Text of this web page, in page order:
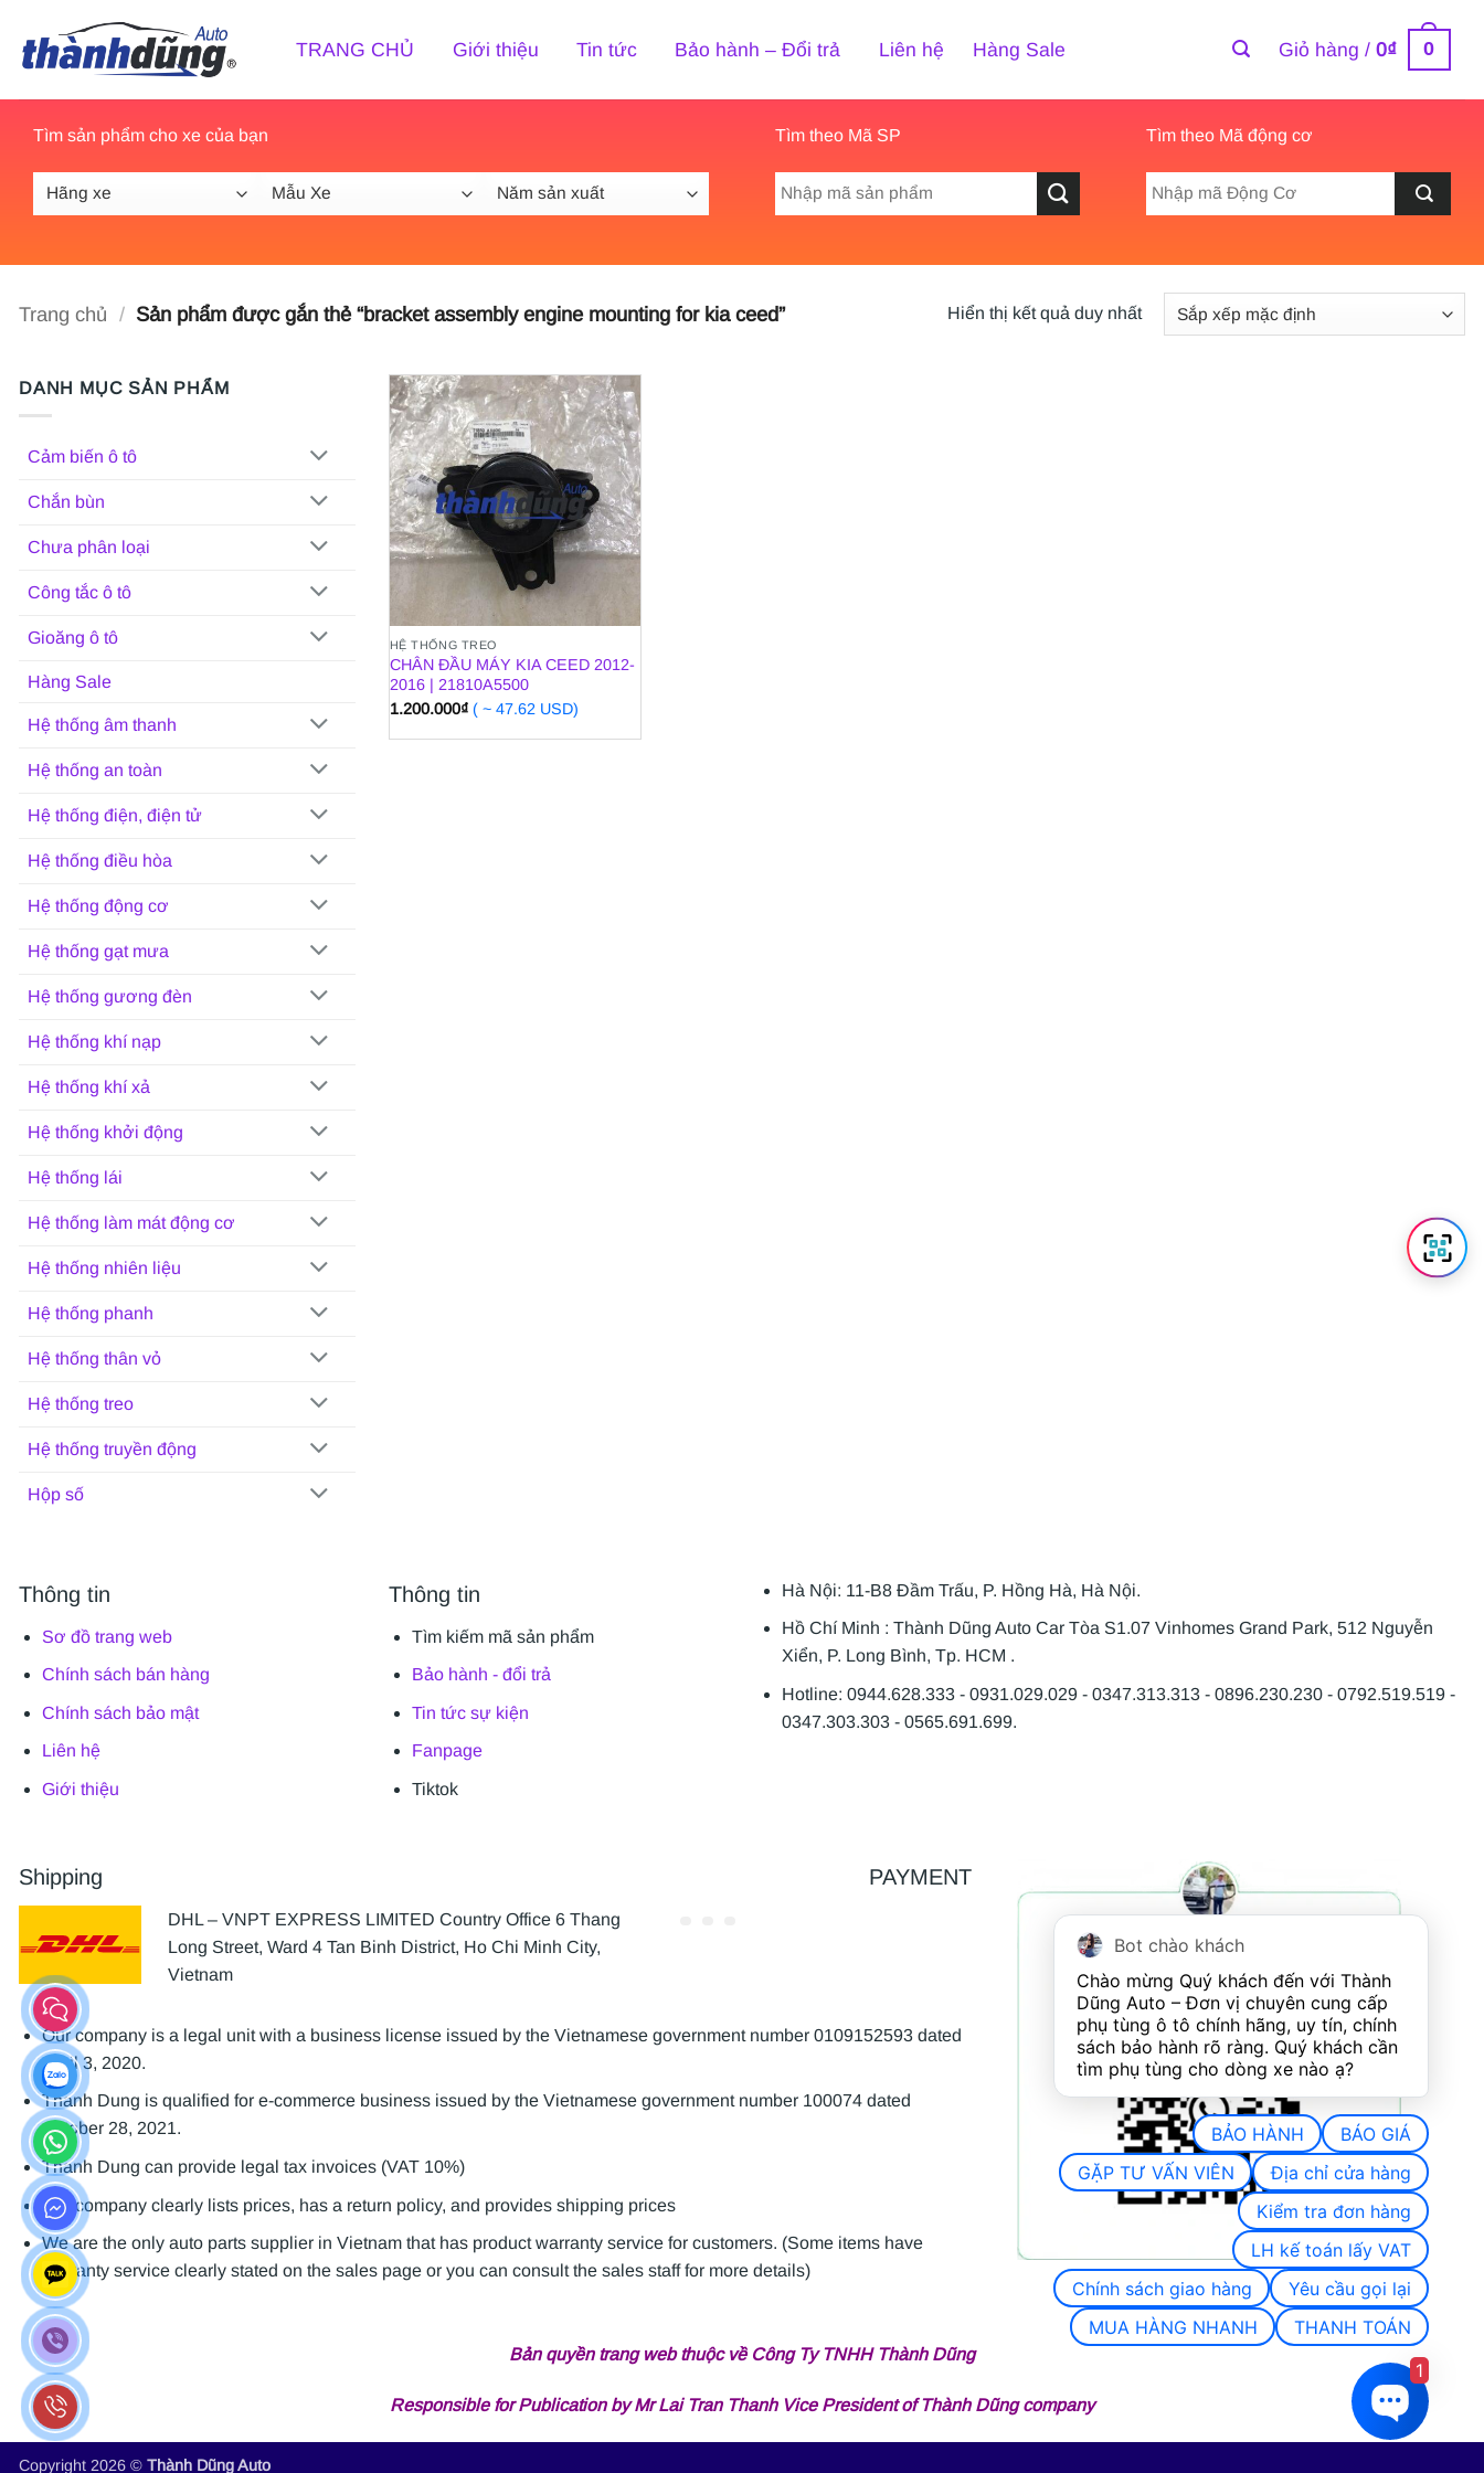
qua
nội
dung
TRANG CHỦ Giới thiệu Tin tức Bảo hành – Đổi trả Liên hệ Hàng Sale Giỏ hàng /0₫ 0
Tìm sản phẩm cho xe của bạn Tìm theo Mã SP
Tìm
Tìm theo Mã động cơ
Trang chủ / Sản phẩm được gắn thẻ “bracket assembly engine mounting for kia ceed” Hiển thị kết quả duy nhất
DANH MỤC SẢN PHẨM
Cảm biến ô tô
Chắn bùn
Chưa phân loại
Công tắc ô tô
Gioăng ô tô
Hàng Sale
Hệ thống âm thanh
Hệ thống an toàn
Hệ thống điện, điện tử
Hệ thống điều hòa
Hệ thống động cơ
Hệ thống gạt mưa
Hệ thống gương đèn
Hệ thống khí nạp
Hệ thống khí xả
Hệ thống khởi động
Hệ thống lái
Hệ thống làm mát động cơ
Hệ thống nhiên liệu
Hệ thống phanh
Hệ thống thân vỏ
Hệ thống treo
Hệ thống truyền động
Hộp số
HỆ THỐNG TREO
CHÂN ĐẦU MÁY KIA CEED 2012-
2016 | 21810A5500
1.200.000₫ ( ~ 47.62 USD)
Thông tin
Sơ đồ trang web
Chính sách bán hàng
Chính sách bảo mật
Liên hệ
Giới thiệu
Thông tin
Tìm kiếm mã sản phẩm
Bảo hành - đổi trả
Tin tức sự kiện
Fanpage
Tiktok
Hà Nội: 11-B8 Đầm Trấu, P. Hồng Hà, Hà Nội.
Hồ Chí Minh : Thành Dũng Auto Car Tòa S1.07 Vinhomes Grand Park, 512 Nguyễn
Xiển, P. Long Bình, Tp. HCM .
Hotline: 0944.628.333 - 0931.029.029 - 0347.313.313 - 0896.230.230 - 0792.519.519 -
0347.303.303 - 0565.691.699.
Shipping
DHL – VNPT EXPRESS LIMITED Country Office 6 Thang
Long Street, Ward 4 Tan Binh District, Ho Chi Minh City,
Vietnam
PAYMENT
Our company is a legal unit with a business license issued by the Vietnamese government number 0109152593 dated
April 3, 2020.
Thanh Dung is qualified for e-commerce business issued by the Vietnamese government number 100074 dated
October 28, 2021.
Thanh Dung can provide legal tax invoices (VAT 10%)
Our company clearly lists prices, has a return policy, and provides shipping prices
We are the only auto parts supplier in Vietnam that has product warranty service for customers. (Some items have
warranty service clearly stated on the sales page or you can consult the sales staff for more details)
Bản quyền trang web thuộc về Công Ty TNHH Thành Dũng
Responsible for Publication by Mr Lai Tran Thanh Vice President of Thành Dũng company
Copyright 2026 © Thành Dũng Auto
Bot chào khách
Chào mừng Quý khách đến với Thành
Dũng Auto – Đơn vị chuyên cung cấp
phụ tùng ô tô chính hãng, uy tín, chính
sách bảo hành rõ ràng. Quý khách cần
tìm phụ tùng cho dòng xe nào ạ?
BẢO HÀNH
BÁO GIÁ
GẶP TƯ VẤN VIÊN
Địa chỉ cửa hàng
Kiểm tra đơn hàng
LH kế toán lấy VAT
Chính sách giao hàng
Yêu cầu gọi lại
MUA HÀNG NHANH
THANH TOÁN
1